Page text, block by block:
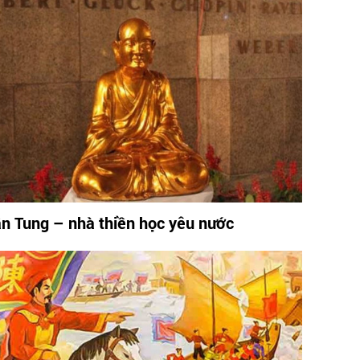
Tung – nhà thiền học yêu nước